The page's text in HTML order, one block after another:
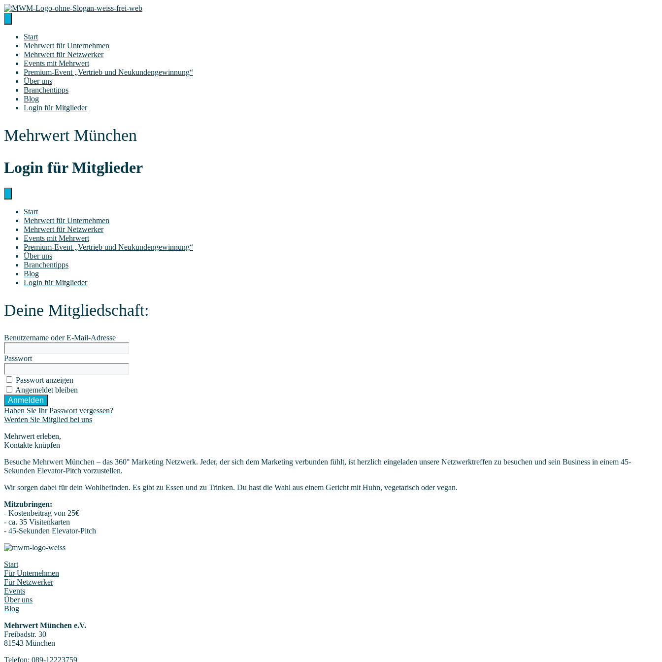
Zum
Inhalt
springen
Start
Mehr­wert für Unternehmen
Mehr­wert für Netzwerker
Events mit Mehrwert
Pre­­mi­um-Event „Ver­trieb und Neukundengewinnung“
Über uns
Bran­chen­tipps
Blog
Log­in für Mitglieder
Mehrwert München
Log­in für Mitglieder
Start
Mehr­wert für Unternehmen
Mehr­wert für Netzwerker
Events mit Mehrwert
Pre­­mi­um-Event „Ver­trieb und Neukundengewinnung“
Über uns
Bran­chen­tipps
Blog
Log­in für Mitglieder
Dei­ne Mitgliedschaft:
Benut­zer­na­me oder E‑Mail-Adres­se
Pass­wort
Pass­wort anzeigen
Ange­mel­det bleiben
Haben Sie Ihr Pass­wort vergessen?
Wer­den Sie Mit­glied bei uns
Mehrwert erleben,
Kontakte knüpfen
Besuche Mehrwert München – das 360° Marketing Netzwerk. Jeder, der sich dem Marketing verbunden fühlt, ist herzlich eingeladen unsere Netzwerktreffen zu besuchen und sein Business in einem 45-
Sekunden Elevator-Pitch vorzustellen.
Wir sorgen dabei für dein Wohlbefinden. Es gibt zu Essen und zu Trinken. Du hast die Wahl aus einem Gericht mit Huhn, vegetarisch oder vegan.
Mitzubringen:
- Kostenbeitrag von 25€
- ca. 35 Visitenkarten
- 45-Sekunden Elevator-Pitch
Start
Für Unternehmen
Für Netzwerker
Events
Über uns
Blog
Mehrwert München e.V.
Freibadstr. 30
81543 München
Telefon: 089-12223759